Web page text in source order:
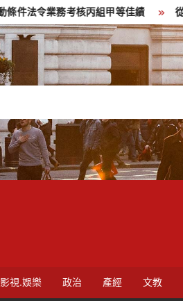
核丙組甲等佳績 從被定義到定
影視.娛樂 政治 產經 文教